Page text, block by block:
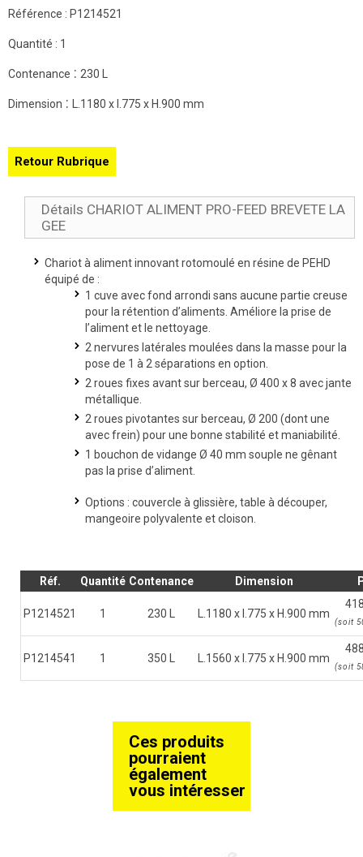
Référence : P1214521
Quantité : 1
Contenance : 230 L
Dimension : L.1180 x l.775 x H.900 mm
Retour Rubrique
Détails CHARIOT ALIMENT PRO-FEED BREVETE LA
GEE
Chariot à aliment innovant rotomoulé en résine de PEHD
équipé de :
1 cuve avec fond arrondi sans aucune partie creuse
pour la rétention d’aliments. Améliore la prise de
l’aliment et le nettoyage.
2 nervures latérales moulées dans la masse pour la
pose de 1 à 2 séparations en option.
2 roues fixes avant sur berceau, Ø 400 x 8 avec jante
métallique.
2 roues pivotantes sur berceau, Ø 200 (dont une
avec frein) pour une bonne stabilité et maniabilité.
1 bouchon de vidange Ø 40 mm souple ne gênant
pas la prise d’aliment.
Options : couvercle à glissière, table à découper,
mangeoire polyvalente et cloison.
Réf. Quantité Contenance Dimension
P1214521 1 230 L L.1180 x l.775 x H.900 mm
(soit
P1214541 1 350 L L.1560 x l.775 x H.900 mm
(soit
Ces produits
pourraient
également
vous intéresser